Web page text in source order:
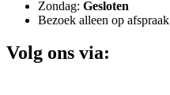
Zondag: Gesloten
Bezoek alleen op afspraak
Volg ons via: